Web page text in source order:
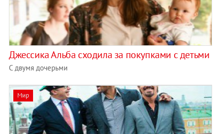
Джессика Альба сходила за покупками с детьми
С двумя дочерьми
Мир